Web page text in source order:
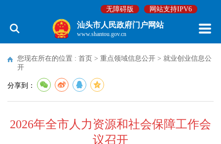
无障碍版 网站支持IPV6
汕头市人民政府门户网站
www.shantou.gov.cn
您现在所在的位置 : 首页 > 重点领域信息公开 > 就业创业信息公
开
分享到：
2026年全市人力资源和社会保障工作会
议召开